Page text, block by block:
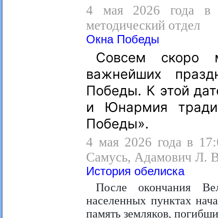
4 мая 2026 года в
методический отдел
Окна Победы
Совсем скоро
важнейших
Победы. К этой
и Юнармия
Победы».
4 мая 2026 года в
Самусь, Адамович Л.
История обелиска
После окончания
населенных пунктах
память земляков,